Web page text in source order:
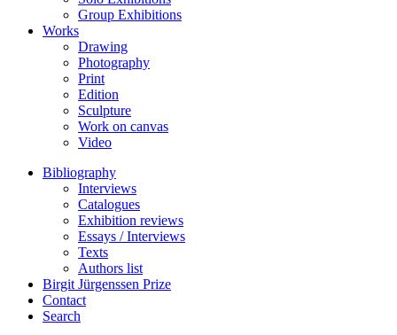
Group Exhibitions
Works
Drawing
Photography
Print
Edition
Sculpture
Work on canvas
Video
Bibliography
Interviews
Catalogues
Exhibition reviews
Essays / Interviews
Texts
Authors list
Birgit Jürgenssen Prize
Contact
Search